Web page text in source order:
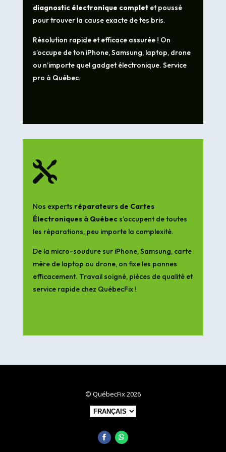
diagnostic électronique completet poussé
pour trouver la cause exacte de tes bris.
Résolution rapide et efficace assurée ! On
s’occupe de ton iPhone, Samsung, laptop, drone
ou n’importe quel gadget électronique. Service
pro à Québec.

Nos experts réparateurs de Cartes
Électroniques à Québecs’occupent de toutes
les réparations, peu importe la complexité.
De la micro-soudure sur iPhone, Samsung, carte
mère de laptop ou drone, on fixe les pannes
efficacement. Travail soigné, pièces de qualité et
service rapide chez QuébecFix !
© QuébecFix 2026